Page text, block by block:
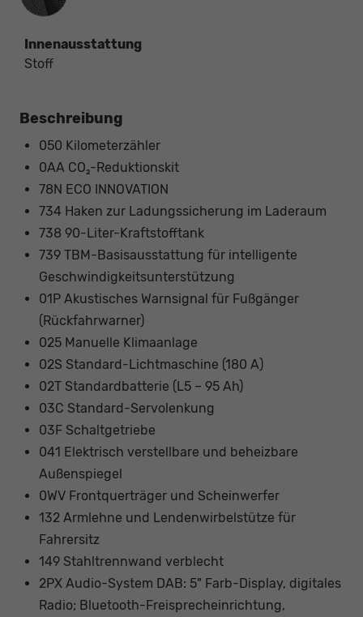
Innenausstattung
Stoff
Beschreibung
050 Kilometerzähler
0AA CO₂-Reduktionskit
78N ECO INNOVATION
734 Haken zur Ladungssicherung im Laderaum
738 90-Liter-Kraftstofftank
739 TBM-Basisausstattung für intelligente
Geschwindigkeitsunterstützung
01P Akustisches Warnsignal für Fußgänger
(Rückfahrwarner)
025 Manuelle Klimaanlage
02S Standard-Lichtmaschine (180 A)
02T Standardbatterie (L5 – 95 Ah)
03C Standard-Servolenkung
03F Schaltgetriebe
041 Elektrisch verstellbare und beheizbare
Außenspiegel
0WV Frontquerträger und Scheinwerfer
132 Armlehne und Lendenwirbelstütze für
Fahrersitz
149 Stahltrennwand verblecht
2PX Audio-System DAB: 5" Farb-Display, digitales
Radio; Bluetooth-Freisprecheinrichtung,